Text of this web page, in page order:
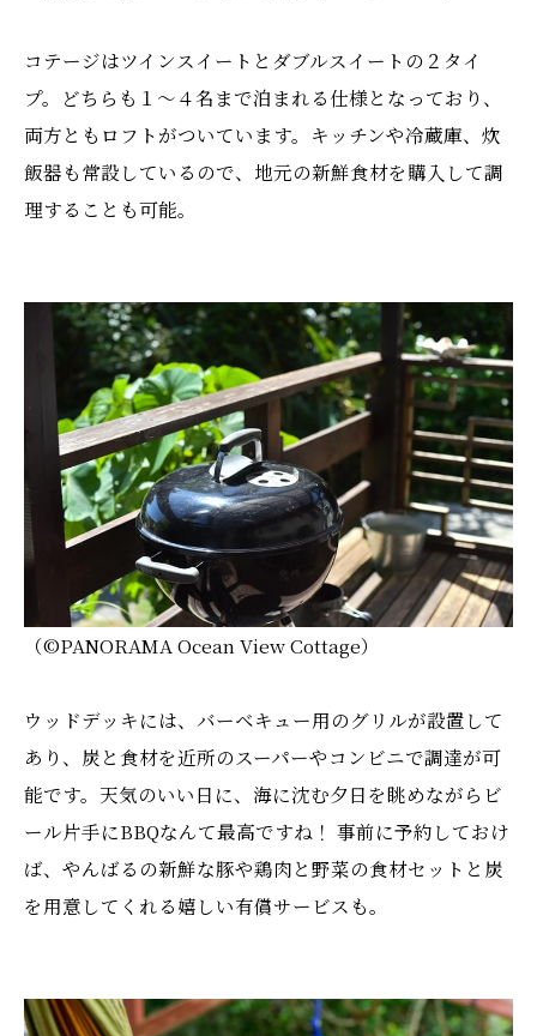
コテージはツインスイートとダブルスイートの２タイ
プ。どちらも１〜４名まで泊まれる仕様となっており、
両方ともロフトがついています。キッチンや冷蔵庫、炊
飯器も常設しているので、地元の新鮮食材を購入して調
理することも可能。
（©️PANORAMA Ocean View Cottage）
ウッドデッキには、バーベキュー用のグリルが設置して
あり、炭と食材を近所のスーパーやコンビニで調達が可
能です。天気のいい日に、海に沈む夕日を眺めながらビ
ール片手にBBQなんて最高ですね！ 事前に予約しておけ
ば、やんばるの新鮮な豚や鶏肉と野菜の食材セットと炭
を用意してくれる嬉しい有償サービスも。